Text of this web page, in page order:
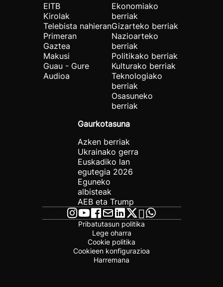
EITB
Kirolak
Telebista nahieran
Primeran
Gaztea
Makusi
Guau - Gure
Audioa
Ekonomiako
berriak
Gizarteko berriak
Nazioarteko
berriak
Politikako berriak
Kulturako berriak
Teknologiako
berriak
Osasuneko
berriak
Gaurkotasuna
Azken berriak
Ukrainako gerra
Euskadiko lan
egutegia 2026
Eguneko
albisteak
AEB eta Trump
Pribatutasun politika
Lege oharra
Cookie politika
Cookieen konfigurazioa
Harremana